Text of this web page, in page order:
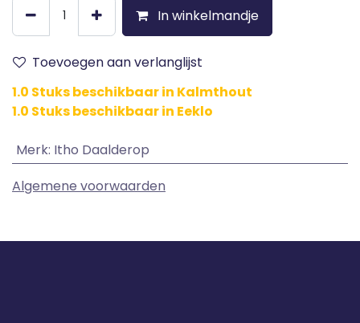
In winkelmandje
Toevoegen aan verlanglijst
1.0 Stuks beschikbaar in Kalmthout
1.0 Stuks beschikbaar in Eeklo
Merk: Itho Daalderop
Algemene voorwaarden